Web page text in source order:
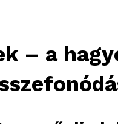
– a